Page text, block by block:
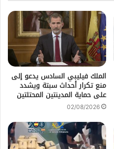
الملك فيليبي السادس يدعو إلى
منع تكرار أحداث سبتة ويشدد
على حماية المدينتين المحتلتين
02/08/2026